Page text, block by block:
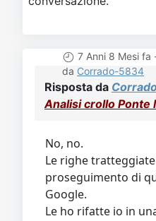
7 Anni 8 Mesi fa
da Corrado-5834
Risposta da
Analisi crollo Ponte
No, no.
Le righe
proseguimento di
Google.
Le ho rifatte io in